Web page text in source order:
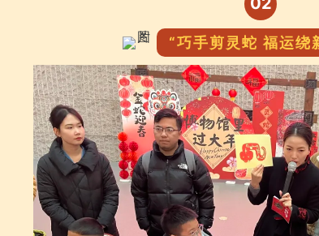
“巧手剪灵蛇 福运绕